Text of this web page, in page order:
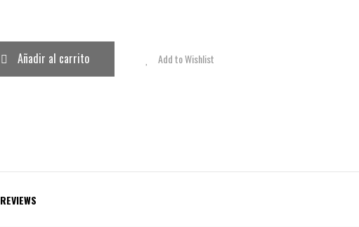
Añadir al carrito Add to Wishlist
REVIEWS